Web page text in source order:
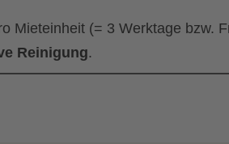
Mieteinheit (= 3 Werktage bzw.
Reinigung.